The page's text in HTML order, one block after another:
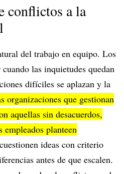
conflictos a la
del trabajo en equipo. Los
las inquietudes quedan
difíciles se aplazan y la
organizaciones que gestionan
aquellas sin desacuerdos,
empleados planteen
cuestionen ideas con criterio
antes de que escalen.